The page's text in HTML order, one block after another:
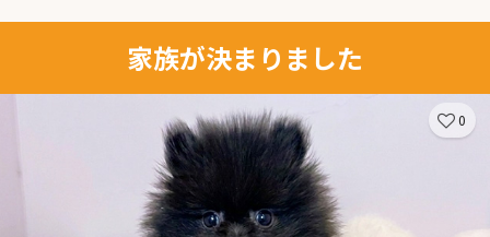
家族が決まりました
0